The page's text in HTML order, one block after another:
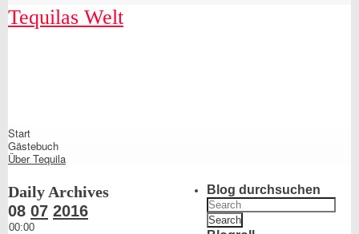
Tequilas Welt
Shrunk
Expand
Primary
Navigation
Start
Gästebuch
Über Tequila
Daily Archives
08 07 2016
00:00
Blog durchsuchen
Search
for: